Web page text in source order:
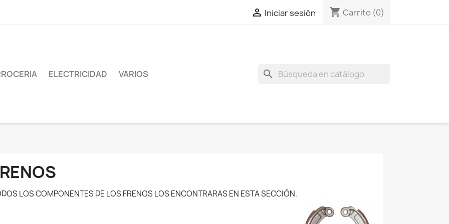
 Iniciar sesión shopping_cart Carrito (0)
ELECTRICIDAD VARIOS search
LOS COMPONENTES DE LOS FRENOS LOS ENCONTRARAS EN ESTA SECCIÓN.